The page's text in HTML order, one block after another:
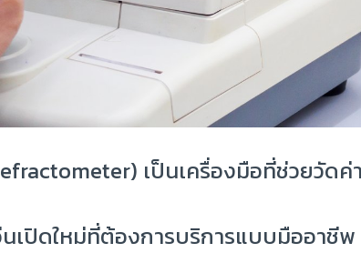
เป็นเครื่องมือที่ช่วยวัดค่
นเปิดใหม่ที่ต้องการบริการแบบมืออาชีพ